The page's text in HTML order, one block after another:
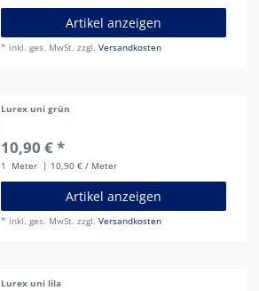
Artikel anzeigen
* inkl. ges. MwSt. zzgl.Versandkosten
Lurex uni grün
10,90 € *
1 Meter | 10,90 € / Meter
Artikel anzeigen
* inkl. ges. MwSt. zzgl.Versandkosten
Lurex uni lila